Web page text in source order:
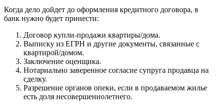
Когда дело дойдет до оформления кредитного договора, в
банк нужно будет принести:
Договор купли-продажи квартиры/дома.
Выписку из ЕГРН и другие документы, связанные с
квартирой/домом.
Заключение оценщика.
Нотариально заверенное согласие супруга продавца на
сделку.
Разрешение органов опеки, если в продаваемом жилье
есть доля несовершеннолетнего.